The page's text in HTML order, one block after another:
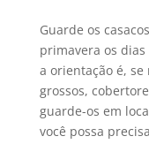
Guarde os
primavera os
a orientação é, se
grossos,
guarde-os em
você possa